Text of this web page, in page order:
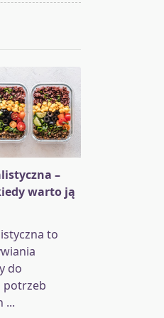
–
warto ją
to
do
potrzeb
...